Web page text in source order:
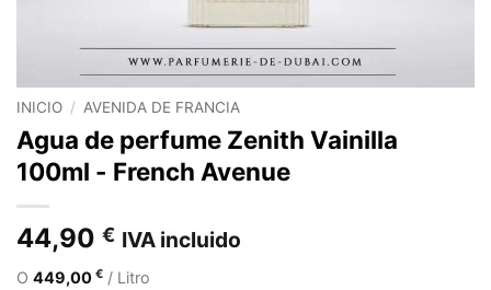
INICIO / AVENIDA DE FRANCIA
Agua de perfume Zenith Vainilla
100ml - French Avenue
44,90 € IVA incluido
O 449,00 € / Litro